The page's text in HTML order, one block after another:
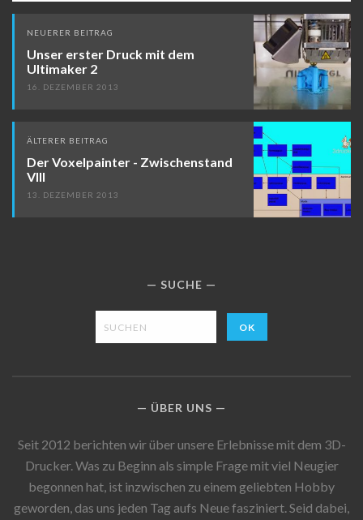
Beitragsnavigation
NEUERER BEITRAG
Unser erster Druck mit dem
Ultimaker 2
16. DEZEMBER 2013
ÄLTERER BEITRAG
Der Voxelpainter - Zwischenstand
VIII
13. DEZEMBER 2013
SUCHE
ÜBER UNS
Seit 2012 berichten wir über unsere Erlebnisse mit dem 3D-
Drucker. Was zu Beginn als simple Frage mit viel Neugier
begonnen hat, ist inzwischen zu einem geliebten Hobby
geworden, das uns jeden Tag aufs Neue fasziniert. Seid dabei,